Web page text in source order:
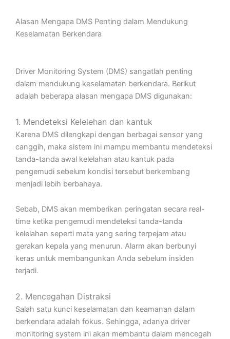
Alasan Mengapa DMS Penting dalam Mendukung
Keselamatan Berkendara
Driver Monitoring System (DMS) sangatlah penting
dalam mendukung keselamatan berkendara. Berikut
adalah beberapa alasan mengapa DMS digunakan:
1. Mendeteksi Kelelehan dan kantuk
Karena DMS dilengkapi dengan berbagai sensor yang
canggih, maka sistem ini mampu membantu mendeteksi
tanda-tanda awal kelelahan atau kantuk pada
pengemudi sebelum kondisi tersebut berkembang
menjadi lebih berbahaya.
Sebab, DMS akan memberikan peringatan secara real-
time ketika pengemudi mendeteksi tanda-tanda
kelelahan seperti mata yang sering terpejam atau
gerakan kepala yang menurun. Alarm akan berbunyi
keras untuk membangunkan Anda sebelum insiden
terjadi.
2. Mencegahan Distraksi
Salah satu kunci keselamatan dan keamanan dalam
berkendara adalah fokus. Sehingga, adanya driver
monitoring system ini akan membantu dalam mencegah